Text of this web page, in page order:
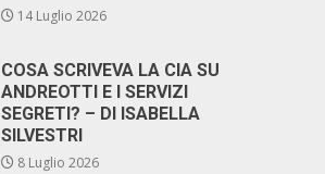
14 Luglio 2026
COSA SCRIVEVA LA CIA SU
ANDREOTTI E I SERVIZI
SEGRETI? – DI ISABELLA
SILVESTRI
8 Luglio 2026